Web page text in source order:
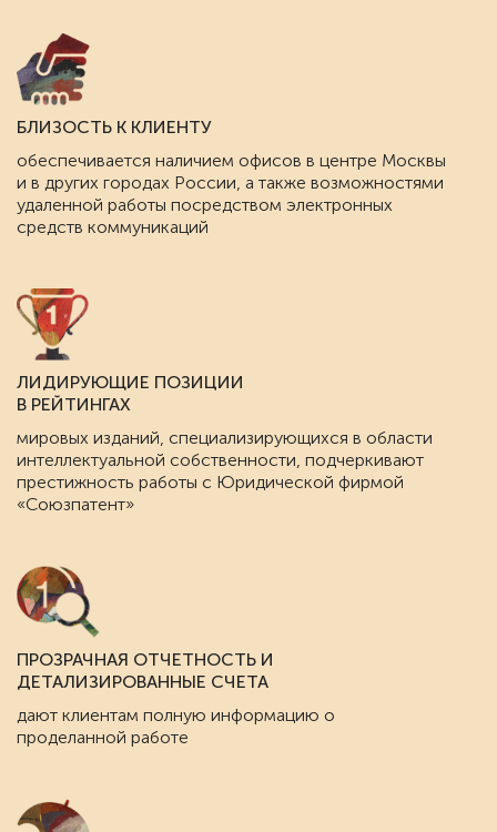
БЛИЗОСТЬ К КЛИЕНТУ
обеспечивается наличием офисов в центре Москвы
и в других городах России, а также возможностями
удаленной работы посредством электронных
средств коммуникаций
ЛИДИРУЮЩИЕ ПОЗИЦИИ
В РЕЙТИНГАХ
мировых изданий, специализирующихся в области
интеллектуальной собственности, подчеркивают
престижность работы с Юридической фирмой
«Союзпатент»
ПРОЗРАЧНАЯ ОТЧЕТНОСТЬ И
ДЕТАЛИЗИРОВАННЫЕ СЧЕТА
дают клиентам полную информацию о
проделанной работе